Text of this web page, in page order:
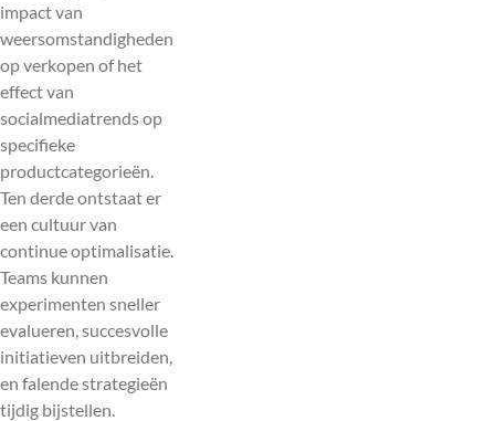
impact van
weersomstandigheden
op verkopen of het
effect van
socialmediatrends op
specifieke
productcategorieën.
Ten derde ontstaat er
een cultuur van
continue optimalisatie.
Teams kunnen
experimenten sneller
evalueren, succesvolle
initiatieven uitbreiden,
en falende strategieën
tijdig bijstellen.